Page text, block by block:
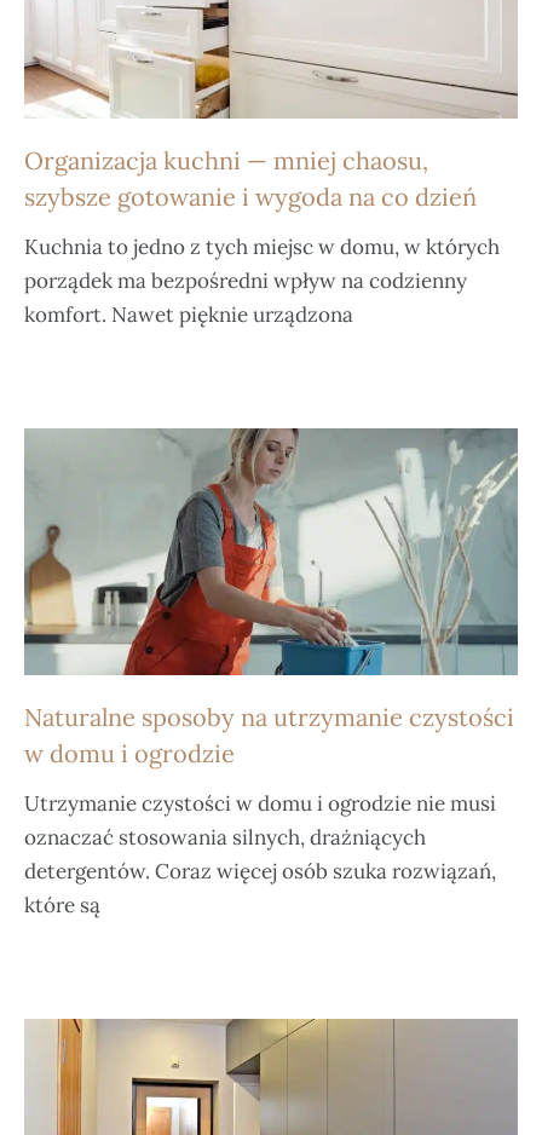
Organizacja kuchni — mniej chaosu,
szybsze gotowanie i wygoda na co dzień
Kuchnia to jedno z tych miejsc w domu, w których
porządek ma bezpośredni wpływ na codzienny
komfort. Nawet pięknie urządzona
Naturalne sposoby na utrzymanie czystości
w domu i ogrodzie
Utrzymanie czystości w domu i ogrodzie nie musi
oznaczać stosowania silnych, drażniących
detergentów. Coraz więcej osób szuka rozwiązań,
które są